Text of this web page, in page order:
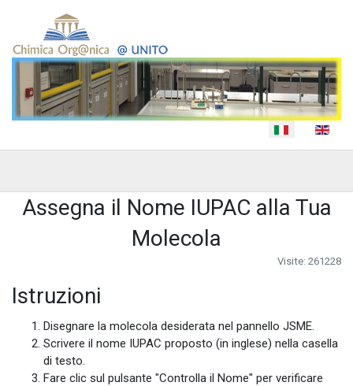
Assegna il Nome IUPAC alla Tua
Molecola
Visite: 261228
Istruzioni
Disegnare la molecola desiderata nel pannello JSME.
Scrivere il nome IUPAC proposto (in inglese) nella casella
di testo.
Fare clic sul pulsante "Controlla il Nome" per verificare